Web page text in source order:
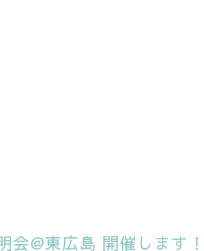
@東広島 開催します！